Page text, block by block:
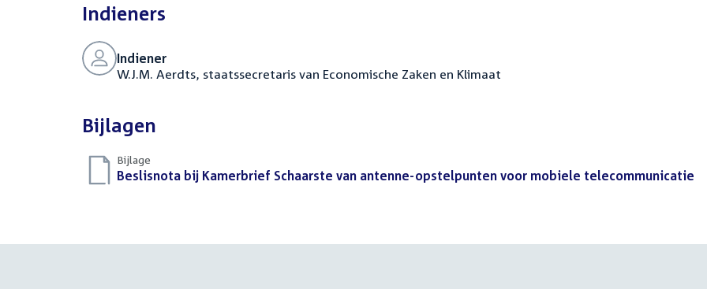
Indieners
Indiener
W.J.M. Aerdts, staatssecretaris van Economische Zaken en Klimaat
Bijlagen
Bijlage
Download
Beslisnota bij Kamerbrief Schaarste van antenne-opstelpunten voor mobiele telecommunicatie